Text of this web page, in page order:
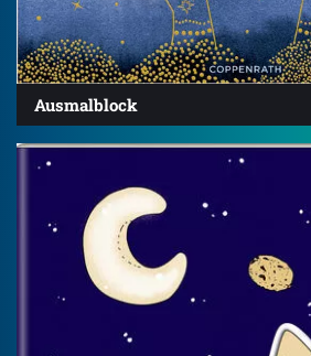
Ausmalblock